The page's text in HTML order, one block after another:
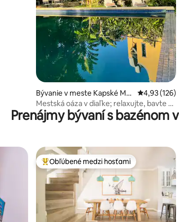
Bývanie v meste Kapské Me
sto
Priemerné
4,93 (126)
Mestská oáza v diaľke; relaxujte, bavte sa
a uvoľnite sa.
Prenájmy bývaní s bazénom
Najobľúbenejšie medzi hosťami
Obľúbené medzi hosťami